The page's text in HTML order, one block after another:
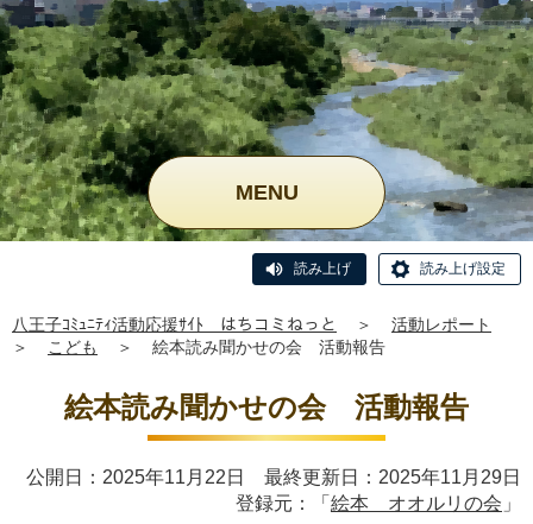
MENU
読み上げ 読み上げ設定
八王子ｺﾐｭﾆﾃｨ活動応援ｻｲﾄ はちコミねっと ＞
活動レポート
＞
こども ＞ 絵本読み聞かせの会 活動報告
絵本読み聞かせの会 活動報告
公開日：2025年11月22日 最終更新日：2025年11月29日
登録元：「 絵本 オオルリの会 」